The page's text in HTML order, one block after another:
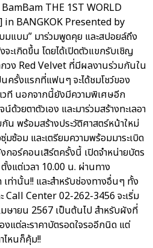
THE 1ST WORLD
in BANGKOK Presented by
มแบม” มาร่วมพูดคุย และสปอยล์ถึง
ะเกิดขึ้น โดยได้เปิดตัวแขกรับเชิญ
วง Red Velvet ที่มีผลงานร่วมกันใน
ครั้งแรกที่แฟนๆ จะได้ชมโชว์ของ
ที นอกจากนี้ยังมีความพิเศษอีก
วยตาตัวเอง และมาร่วมสร้างทะเลอา
กัน พร้อมสร้างประวัติศาสตร์หน้าใหม่
ซ้อม และเตรียมความพร้อมมาระเบิด
อร์คอนเสิร์ตครั้งนี้ เปิดจำหน่ายบัตร
งแต่เวลา 10.00 น. ผ่านทาง
านั้น!! และสำหรับช่องทางอื่นๆ ทั้ง
Call Center 02-262-3456 จะเริ่ม
ษายน 2567 เป็นต้นไป สำหรับผังที่
แต่ละราคาบัตรอดใจรออีกนิด แต่
ไหนก็คุ้ม!!